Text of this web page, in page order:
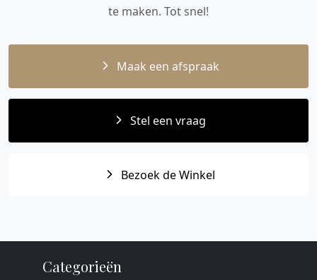
te maken. Tot snel!
Maak een afspraak
Stel een vraag
Bezoek de Winkel
Categorieën